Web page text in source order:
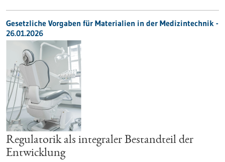
Gesetzliche Vorgaben für Materialien in der Medizintechnik -
26.01.2026
Regulatorik als integraler Bestandteil der
Entwicklung